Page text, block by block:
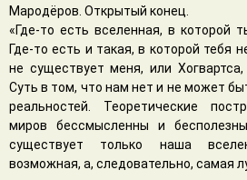
Мародёров. Открытый конец.
«Где-то есть вселенная, в которой
Где-то есть и такая, в которой тебя
не существует меня, или Хогвартса,
Суть в том, что нам нет и не может
реальностей. Теоретические
миров бессмысленны и
существует только наша
возможная, а, следовательно, самая